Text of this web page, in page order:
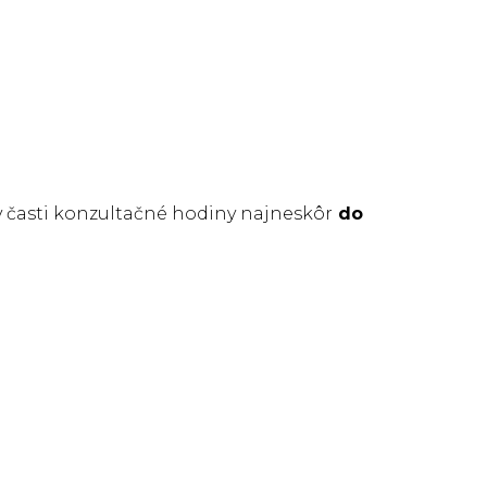
časti konzultačné hodiny najneskôr do